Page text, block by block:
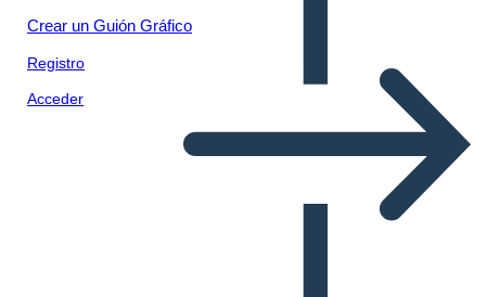
Crear un Guión Gráfico
Registro
Acceder